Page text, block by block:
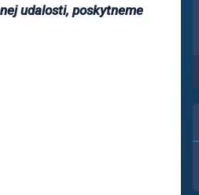
udalosti, poskytneme